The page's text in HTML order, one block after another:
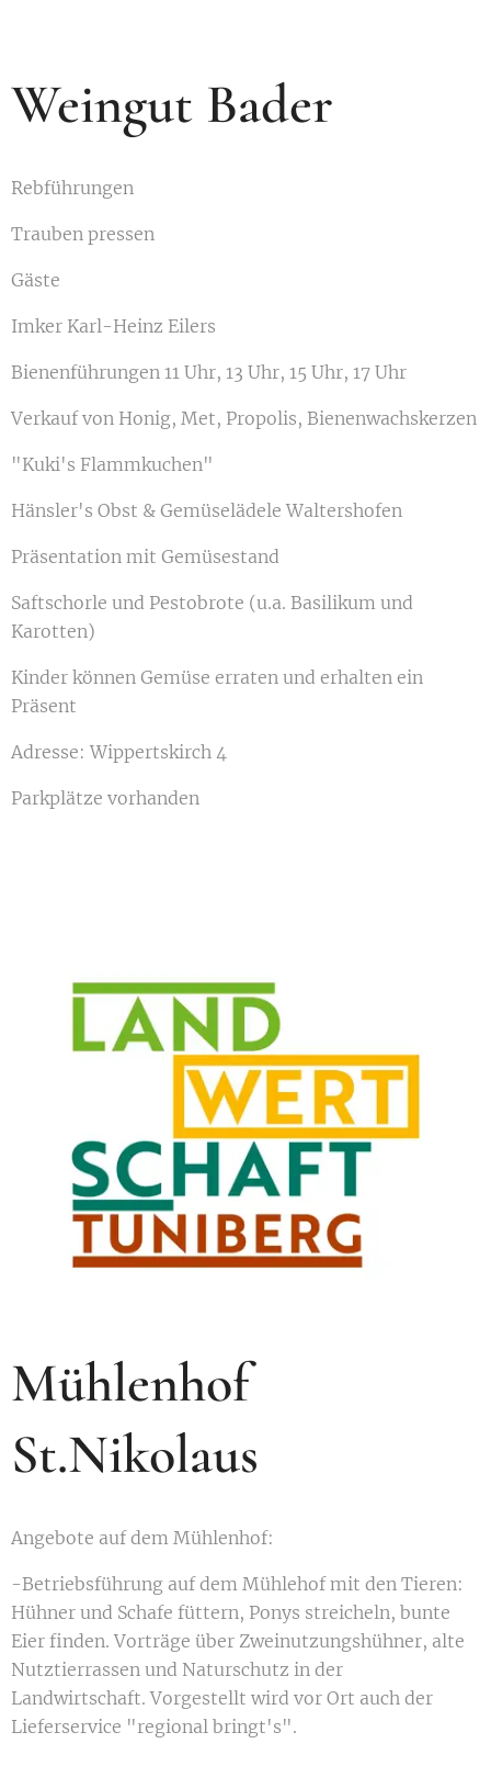
Weingut Bader
Rebführungen
Trauben pressen
Gäste
Imker Karl-Heinz Eilers
Bienenführungen 11 Uhr, 13 Uhr, 15 Uhr, 17 Uhr
Verkauf von Honig, Met, Propolis, Bienenwachskerzen
"Kuki's Flammkuchen"
Hänsler's Obst & Gemüselädele Waltershofen
Präsentation mit Gemüsestand
Saftschorle und Pestobrote (u.a. Basilikum und
Karotten)
Kinder können Gemüse erraten und erhalten ein
Präsent
Adresse: Wippertskirch 4
Parkplätze vorhanden
Mühlenhof
St.Nikolaus
Angebote auf dem Mühlenhof:
-Betriebsführung auf dem Mühlehof mit den Tieren:
Hühner und Schafe füttern, Ponys streicheln, bunte
Eier finden. Vorträge über Zweinutzungshühner, alte
Nutztierrassen und Naturschutz in der
Landwirtschaft. Vorgestellt wird vor Ort auch der
Lieferservice "regional bringt's".